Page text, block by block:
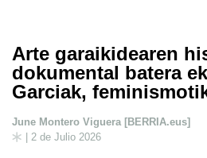
Arte garaikidearen
dokumental batera
Garciak,
June Montero Viguera [BERRIA.eus]
| 2 de Julio 2026